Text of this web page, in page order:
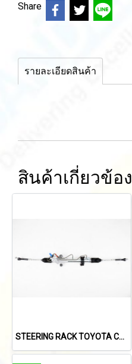
Share
รายละเอียดสินค้า
สินค้าเกี่ยวข้อง
STEERING RACK TOYOTA COMMUTER (หลังคาเตี้ย) /VENTURY 2005-2014 (มีลูกหมากปลายแร็ค) (F-TO-117)